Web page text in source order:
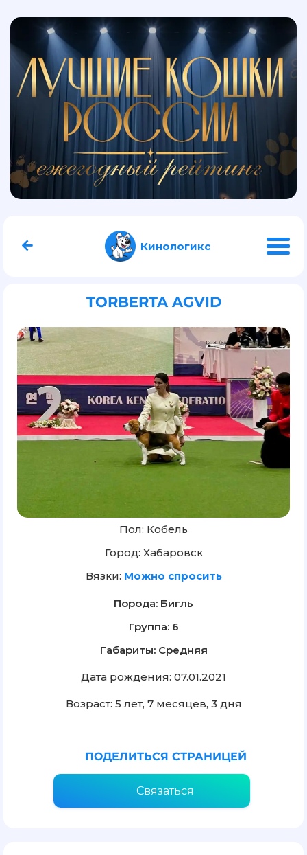
Кинологикс
TORBERTA AGVID
Пол: Кобель
Город: Хабаровск
Вязки: Можно спросить
Порода: Бигль
Группа: 6
Габариты: Средняя
Дата рождения: 07.01.2021
Возраст: 5 лет, 7 месяцев, 3 дня
ПОДЕЛИТЬСЯ СТРАНИЦЕЙ
Связаться